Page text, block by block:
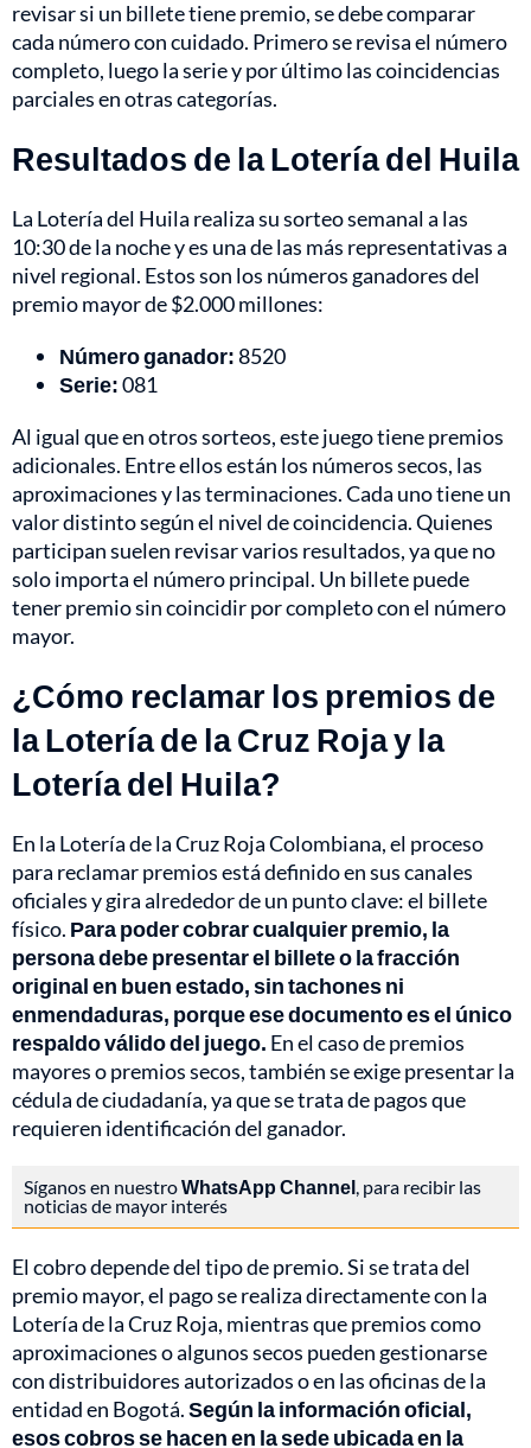
revisar si un billete tiene premio, se debe comparar
cada número con cuidado. Primero se revisa el número
completo, luego la serie y por último las coincidencias
parciales en otras categorías.
Resultados de la Lotería del Huila
La Lotería del Huila realiza su sorteo semanal a las
10:30 de la noche y es una de las más representativas a
nivel regional. Estos son los números ganadores del
premio mayor de $2.000 millones:
Número ganador:8520
Serie:081
Al igual que en otros sorteos, este juego tiene premios
adicionales. Entre ellos están los números secos, las
aproximaciones y las terminaciones. Cada uno tiene un
valor distinto según el nivel de coincidencia. Quienes
participan suelen revisar varios resultados, ya que no
solo importa el número principal. Un billete puede
tener premio sin coincidir por completo con el número
mayor.
¿Cómo reclamar los premios de
la Lotería de la Cruz Roja y la
Lotería del Huila?
En la Lotería de la Cruz Roja Colombiana, el proceso
para reclamar premios está definido en sus canales
oficiales y gira alrededor de un punto clave: el billete
físico. Para poder cobrar cualquier premio, la
persona debe presentar el billete o la fracción
original en buen estado, sin tachones ni
enmendaduras, porque ese documento es el único
respaldo válido del juego. En el caso de premios
mayores o premios secos, también se exige presentar la
cédula de ciudadanía, ya que se trata de pagos que
requieren identificación del ganador.
Síganos en nuestroWhatsApp Channel, para recibir las
noticias de mayor interés
El cobro depende del tipo de premio. Si se trata del
premio mayor, el pago se realiza directamente con la
Lotería de la Cruz Roja, mientras que premios como
aproximaciones o algunos secos pueden gestionarse
con distribuidores autorizados o en las oficinas de la
entidad en Bogotá.Según la información oficial,
esos cobros se hacen en la sede ubicada en la